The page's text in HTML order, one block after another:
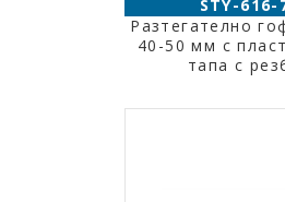
STY-616-
Разтегателно
40-50 мм с
тапа с